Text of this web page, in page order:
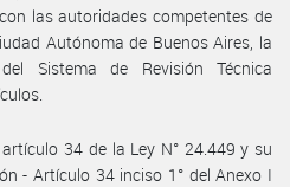
las autoridades competentes de
Autónoma de Buenos Aires, la
Sistema de Revisión Técnica
34 de la Ley N° 24.449 y su
- Artículo 34 inciso 1° del Anexo I